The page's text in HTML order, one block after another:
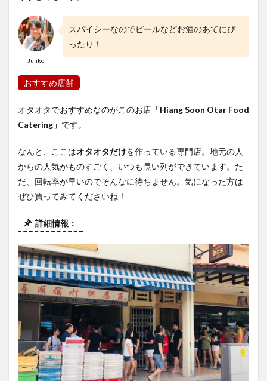
Junko
スパイシーなのでビールなどお酒のあてにぴ
ったり！
おすすめ店舗
オタオタでおすすめなのがこのお店 「Hiang Soon Otar Food
Catering」 です。
なんと、ここはオタオタだけを作っている専門店。地元の人
からの人気がものすごく、いつも長い列ができています。た
だ、回転率が早いのでそんなに待ちません。気になった方は
ぜひ買ってみてくださいね！
詳細情報：